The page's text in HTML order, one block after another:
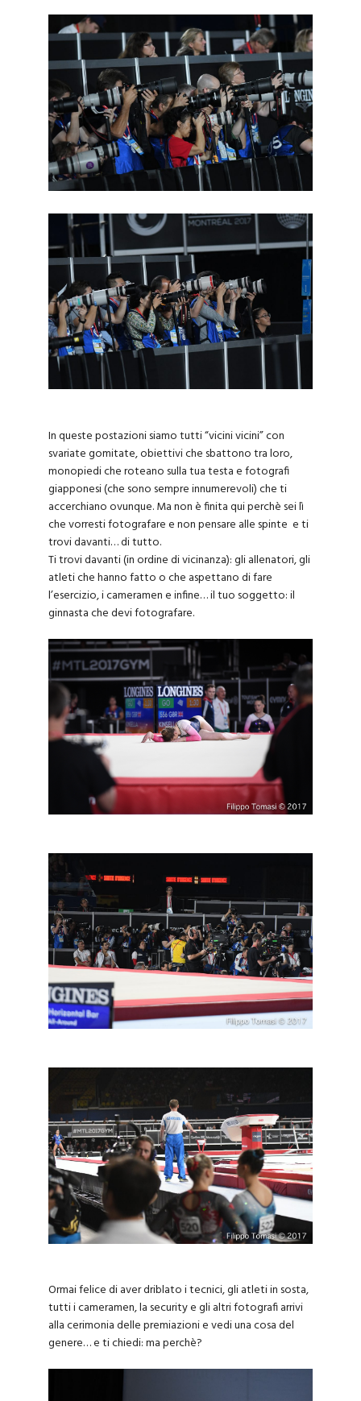
In queste postazioni siamo tutti “vicini vicini” con
svariate gomitate, obiettivi che sbattono tra loro,
monopiedi che roteano sulla tua testa e fotografi
giapponesi (che sono sempre innumerevoli) che ti
accerchiano ovunque. Ma non è finita qui perchè sei lì
che vorresti fotografare e non pensare alle spinte e ti
trovi davanti… di tutto.
Ti trovi davanti (in ordine di vicinanza): gli allenatori, gli
atleti che hanno fatto o che aspettano di fare
l’esercizio, i cameramen e infine… il tuo soggetto: il
ginnasta che devi fotografare.
Ormai felice di aver driblato i tecnici, gli atleti in sosta,
tutti i cameramen, la security e gli altri fotografi arrivi
alla cerimonia delle premiazioni e vedi una cosa del
genere… e ti chiedi: ma perchè?